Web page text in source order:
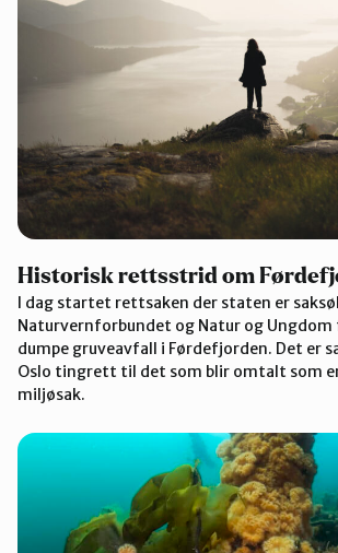
Historisk rettsstrid om
I dag startet rettsaken der staten er
Naturvernforbundet og Natur og
dumpe gruveavfall i Førdefjorden. Det er
Oslo tingrett til det som blir omtalt som
miljøsak.